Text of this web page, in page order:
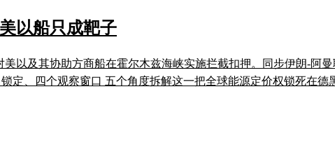
以船只成靶子
以及其协助方商船在霍尔木兹海峡实施拦截扣押。同步伊朗-阿
定、四个观察窗口 五个角度拆解这一把全球能源定价权锁死在德